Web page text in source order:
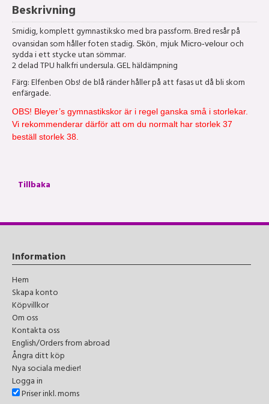
Beskrivning
Smidig, komplett gymnastiksko med bra passform. Bred resår på
ovansidan som håller foten stadig. Skön, mjuk Micro-velour och
sydda i ett stycke utan sömmar.
2 delad TPU halkfri undersula.GEL häldämpning
Färg: Elfenben Obs! de blå ränder håller på att fasas ut då bli skorn
enfärgade.
OBS! Bleyer’s gymnastikskor är i regel ganska små i storlekar.
Vi rekommenderar därför att om du normalt har storlek 37
beställ storlek 38.
Tillbaka
Information
Hem
Skapa konto
Köpvillkor
Om oss
Kontakta oss
English/Orders from abroad
Ångra ditt köp
Nya sociala medier!
Logga in
Priser inkl. moms